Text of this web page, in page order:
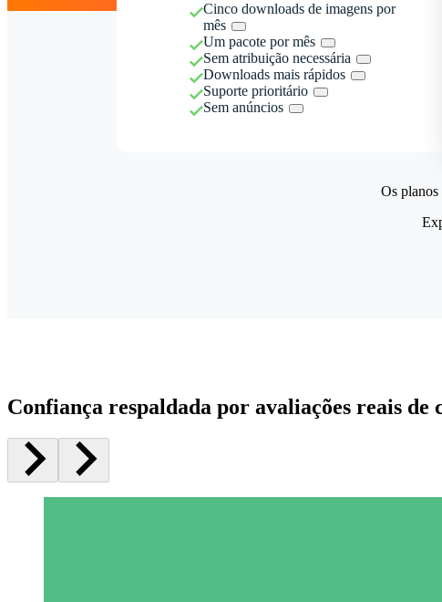
Cinco downloads de imagens por
mês
Um pacote por mês
Sem atribuição necessária
Downloads mais rápidos
Suporte prioritário
Sem anúncios
Os planos
Confiança respaldada por avaliações reais de